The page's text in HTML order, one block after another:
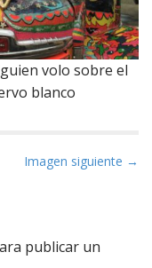
volo sobre el
blanco
Imagen siguiente →
publicar un